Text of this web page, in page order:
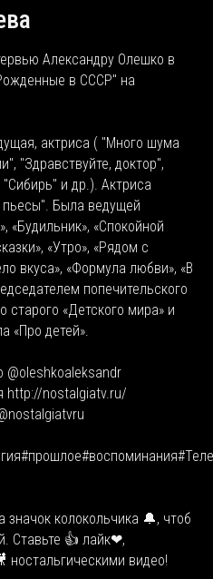
Александру Олешко в
в СССР" на
актриса ( "Много шума
"Здравствуйте, доктор",
и др.). Актриса
Была ведущей
«Спокойной
«Утро», «Рядом с
вкуса», «Формула любви», «В
попечительского
старого «Детского мира» и
«Про детей».
@oleshkoaleksandr
http://nostalgiatv.ru/
колокольчика 🔔, чтоб
Ставьте 👍 лайк❤,
ностальгическими видео!